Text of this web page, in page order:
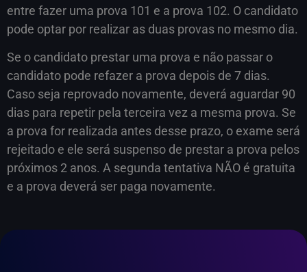
entre fazer uma prova 101 e a prova 102. O candidato
pode optar por realizar as duas provas no mesmo dia.
Se o candidato prestar uma prova e não passar o
candidato pode refazer a prova depois de 7 dias.
Caso seja reprovado novamente, deverá aguardar 90
dias para repetir pela terceira vez a mesma prova. Se
a prova for realizada antes desse prazo, o exame será
rejeitado e ele será suspenso de prestar a prova pelos
próximos 2 anos. A segunda tentativa NÃO é gratuita
e a prova deverá ser paga novamente.